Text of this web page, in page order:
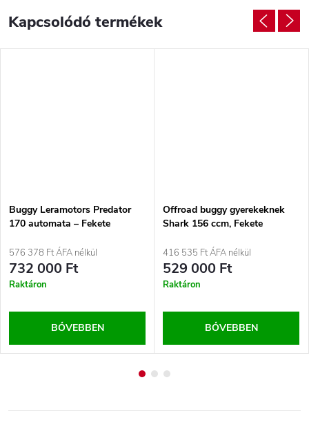
Kapcsolódó termékek
Buggy Leramotors Predator
170 automata – Fekete
576 378 Ft ÁFA nélkül
732 000 Ft
Raktáron
BŐVEBBEN
Offroad buggy gyerekeknek
Shark 156 ccm, Fekete
416 535 Ft ÁFA nélkül
529 000 Ft
Raktáron
BŐVEBBEN